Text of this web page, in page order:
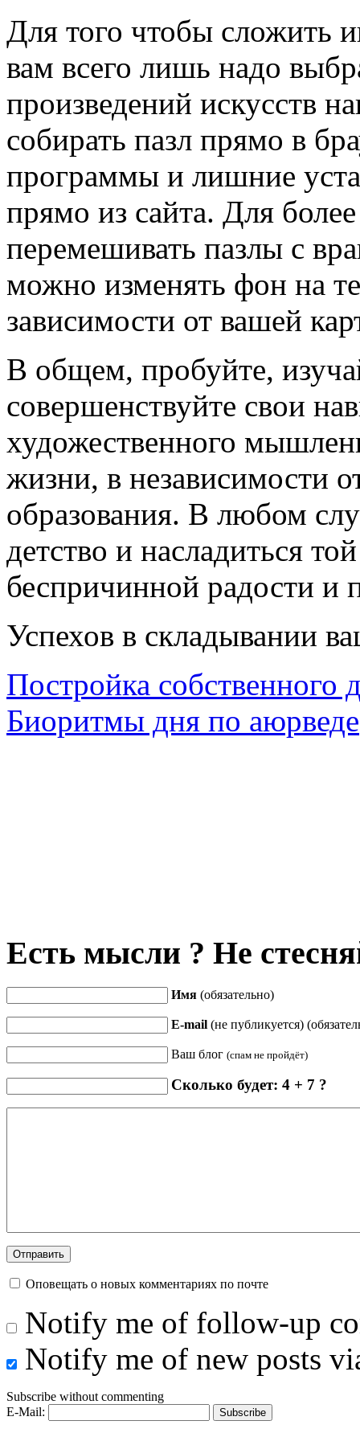
Для того чтобы сложить
вам всего лишь надо
произведений искусств
собирать пазл прямо в
программы и лишние
прямо из сайта. Для
перемешивать пазлы с
можно изменять фон на
зависимости от вашей
В общем, пробуйте,
совершенствуйте свои
художественного
жизни, в независимости
образования. В любом
детство и насладиться
беспричинной радости и
Успехов в складывании
Постройка собственного
Биоритмы дня по аюрведе
Есть мысли ? Не
Имя (обязательно)
E-mail (не публикуется)
Ваш блог (спам не пройдёт)
Сколько будет: 4 + 7 ?
Оповещать о новых комментариях по почте
Notify me of follow-up
Notify me of new posts
Subscribe without commenting
E-Mail: